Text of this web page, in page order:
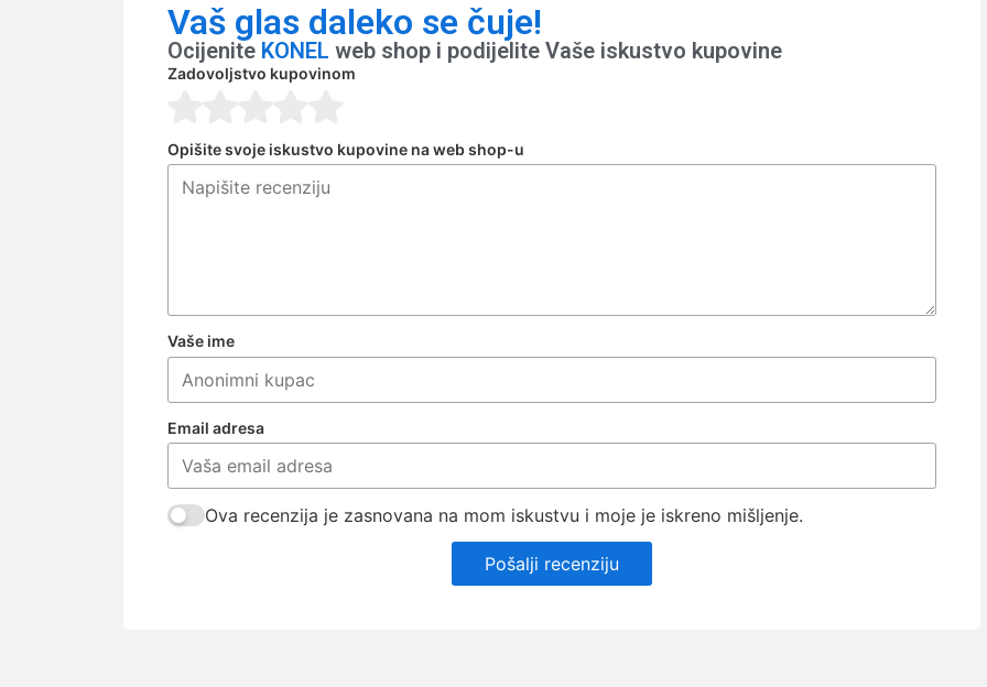
Vaš glas daleko se čuje!
Ocijenite KONEL web shop i podijelite Vaše iskustvo kupovine
Zadovoljstvo kupovinom
Opišite svoje iskustvo kupovine na web shop-u
Vaše ime
Email adresa
Ova recenzija je zasnovana na mom iskustvu i moje je iskreno mišljenje.
Pošalji recenziju